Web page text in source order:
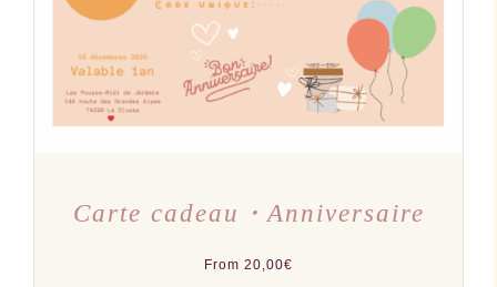
OPTIONS
PEUVENT
ÊTRE
CHOISIES
SUR
LA
PAGE
DU
Carte cadeau・Anniversaire
From 20,00€